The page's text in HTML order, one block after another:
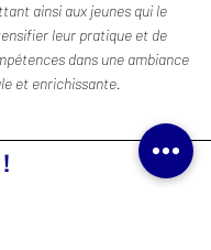
ainsi aux jeunes qui le
leur pratique et de
dans une ambiance
et enrichissante.
!